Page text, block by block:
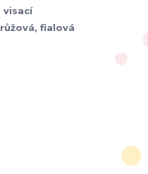
visací
růžová, fialová